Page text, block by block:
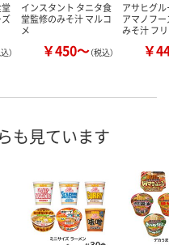
）
インスタント タニタ食
堂監修のみそ汁 マルコ
メ
￥450～（税込）
アサヒグ
アマノフ
みそ汁 フ
￥
も見ています